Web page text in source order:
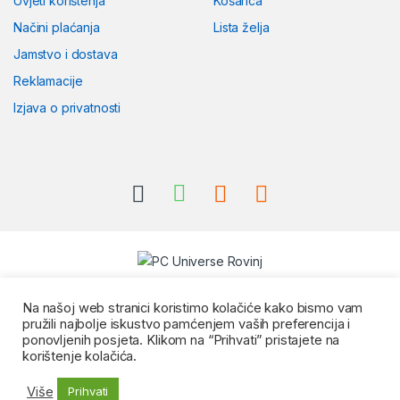
Načini plaćanja
Jamstvo i dostava
Reklamacije
Izjava o privatnosti
Lista želja
Na našoj web stranici koristimo kolačiće kako bismo vam
pružili najbolje iskustvo pamćenjem vaših preferencija i
ponovljenih posjeta. Klikom na “Prihvati” pristajete na
korištenje kolačića.
Više Prihvati